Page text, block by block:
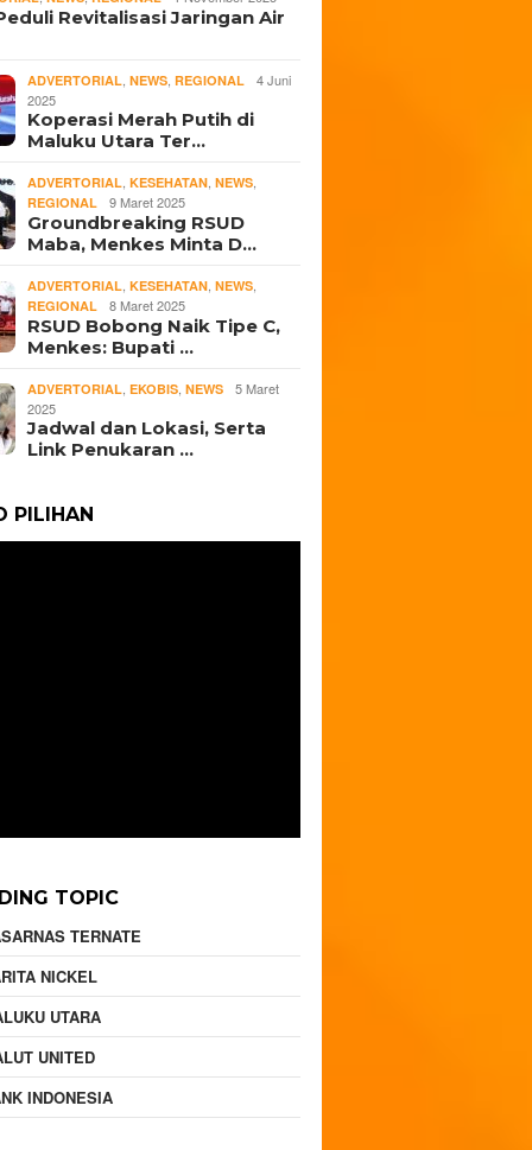
Revitalisasi Jaringan Air
ADVERTORIAL ,NEWS ,REGIONAL
4 Juni
2025
Koperasi Merah Putih di
Maluku Utara Ter…
ADVERTORIAL ,KESEHATAN ,NEWS
REGIONAL 9 Maret 2025
Groundbreaking RSUD
Maba, Menkes Minta D…
ADVERTORIAL ,KESEHATAN ,NEWS
REGIONAL 8 Maret 2025
RSUD Bobong Naik Tipe C,
Menkes: Bupati …
ADVERTORIAL ,EKOBIS ,NEWS
5 Maret
2025
Jadwal dan Lokasi, Serta
Link Penukaran …
PILIHAN
TOPIC
TERNATE
NICKEL
UTARA
UNITED
INDONESIA